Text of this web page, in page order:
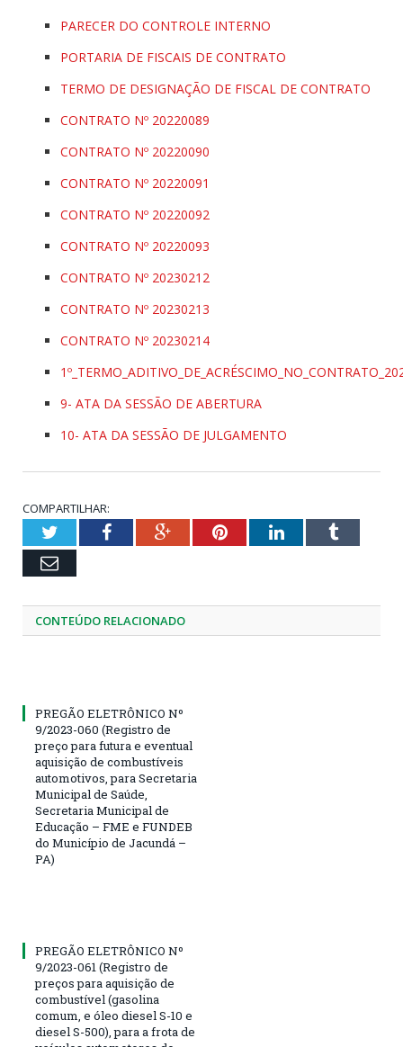
PARECER DO CONTROLE INTERNO
PORTARIA DE FISCAIS DE CONTRATO
TERMO DE DESIGNAÇÃO DE FISCAL DE CONTRATO
CONTRATO Nº 20220089
CONTRATO Nº 20220090
CONTRATO Nº 20220091
CONTRATO Nº 20220092
CONTRATO Nº 20220093
CONTRATO Nº 20230212
CONTRATO Nº 20230213
CONTRATO Nº 20230214
9- ATA DA SESSÃO DE ABERTURA
10- ATA DA SESSÃO DE JULGAMENTO
COMPARTILHAR:
TwitterFacebookGoogle+PinterestLinkedInTumblr
Email
CONTEÚDO RELACIONADO
PREGÃO ELETRÔNICO Nº
9/2023-060 (Registro de
preço para futura e eventual
aquisição de combustíveis
automotivos, para Secretaria
Municipal de Saúde,
Secretaria Municipal de
Educação – FME e FUNDEB
do Município de Jacundá –
PA)
PREGÃO ELETRÔNICO Nº
9/2023-061 (Registro de
preços para aquisição de
combustível (gasolina
comum, e óleo diesel S-10 e
diesel S-500), para a frota de